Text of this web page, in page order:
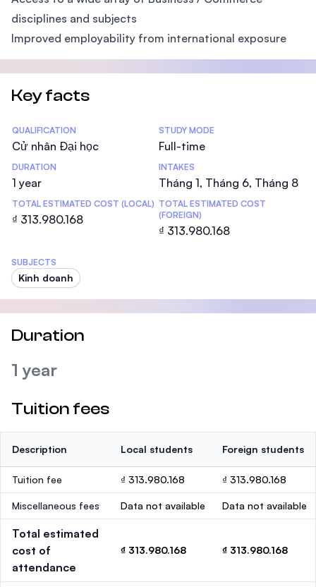
disciplines and subjects
Improved employability from international exposure
Key facts
Statistics
QUALIFICATION
Cử nhân Đại học
STUDY MODE
Full-time
DURATION
1 year
INTAKES
Tháng 1, Tháng 6, Tháng 8
TOTAL ESTIMATED COST (LOCAL)
₫ 313.980.168
TOTAL ESTIMATED COST
(FOREIGN)
₫ 313.980.168
SUBJECTS
Kinh doanh
Duration
1 year
Tuition fees
Description Local students Foreign students
Tuition fee ₫ 313.980.168 ₫ 313.980.168
Miscellaneous fees Data not available Data not available
Total estimated
cost of
attendance
₫ 313.980.168 ₫ 313.980.168